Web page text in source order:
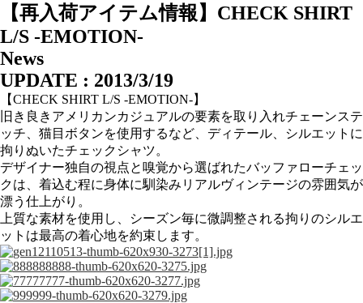
【再入荷アイテム情報】CHECK SHIRT
L/S -EMOTION-
News
UPDATE : 2013/3/19
【CHECK SHIRT L/S -EMOTION-】
旧き良きアメリカンカジュアルの要素を取り入れチェーンステ
ッチ、猫目ボタンを使用するなど、ディテール、シルエットに
拘りぬいたチェックシャツ。
デザイナー独自の視点と嗅覚から選ばれたバッファローチェッ
クは、着込む程に身体に馴染みリアルヴィンテージの雰囲気が
漂う仕上がり。
上質な素材を使用し、シーズン毎に微調整される拘りのシルエ
ットは最高の着心地を約束します。